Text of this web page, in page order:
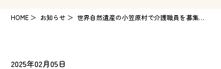
HOME お知らせ 世界自然遺産の小笠原村で介護職員を募集します！！
2025年02月05日